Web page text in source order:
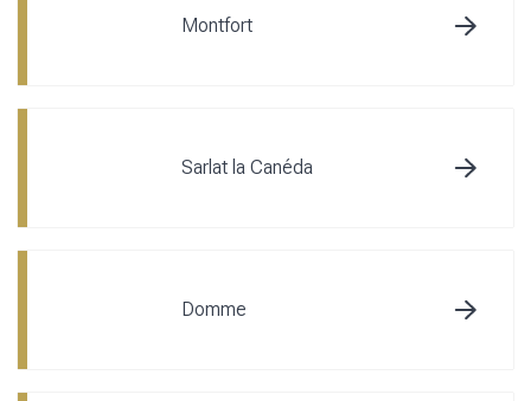
Montfort
Sarlat la Canéda
Domme